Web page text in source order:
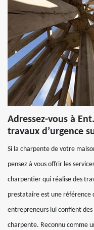
Adressez-vous à
travaux d’urgence
Si la charpente de votre
pensez à vous offrir les
charpentier qui réalise des
prestataire est une référence
entrepreneurs lui confient
charpente. Reconnu comme